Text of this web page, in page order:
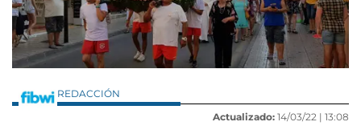
REDACCIÓN
Actualizado: 14/03/22 | 13:08